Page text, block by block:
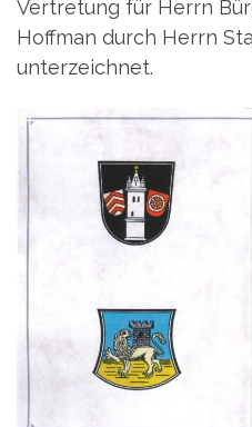
Vertretung für Herrn
Hoffman durch Herrn
unterzeichnet.